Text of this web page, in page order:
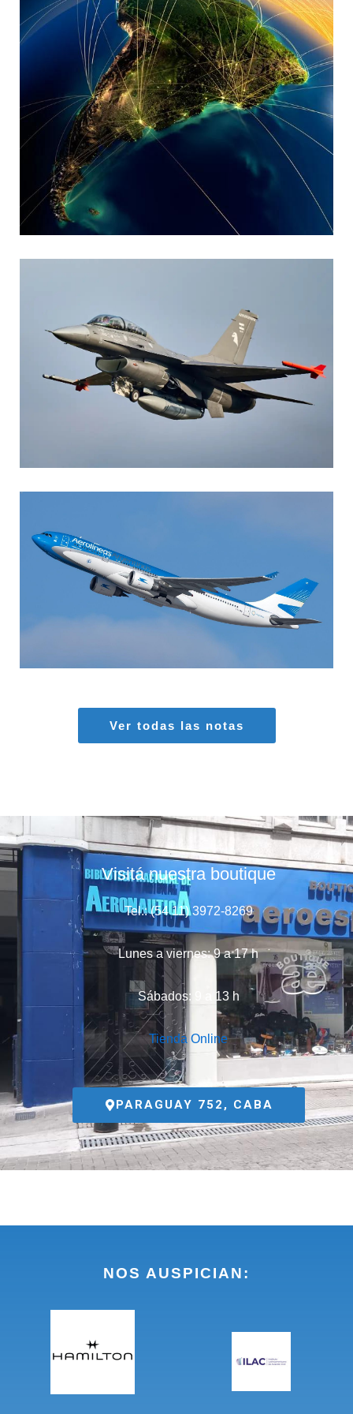
MARIA SONZINI
Aviación Comercial
Aviación General
AGUSTIN BOFFI
Aviación Militar, Fuerza Aérea Argentina
MARIA SONZINI
Ver todas las notas
Visitá nuestra boutique
Tel.: (54 11) 3972-8269
Lunes a viernes: 9 a 17 h
Sábados: 9 a 13 h
Tienda Online
PARAGUAY 752, CABA
NOS AUSPICIAN: